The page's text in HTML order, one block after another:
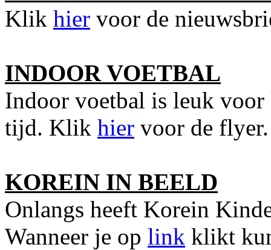
Klik hier voor de
INDOOR VOETBAL
Indoor voetbal is leuk
tijd. Klik hier voor de flyer.
KOREIN IN BEELD
Onlangs heeft Korein
Wanneer je op link klikt